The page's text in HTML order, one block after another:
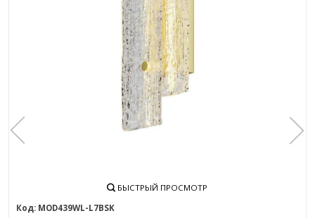
БЫСТРЫЙ ПРОСМОТР
MOD439WL-L7BSK